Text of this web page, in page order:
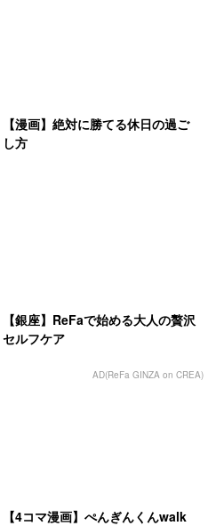
【漫画】絶対に勝てる休日の過ご
し方
【銀座】ReFaで始める大人の贅沢
セルフケア
AD(ReFa GINZA on CREA)
【4コマ漫画】ぺんぎんくんwalk